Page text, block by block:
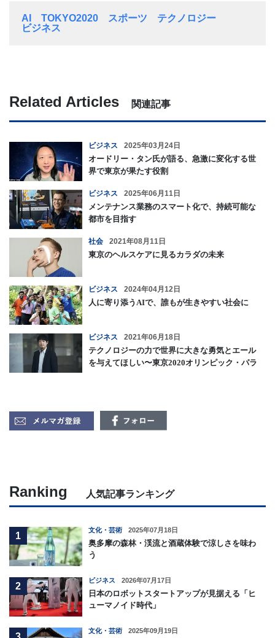
AI TOKYO2020 スポーツ
テクノロジー
ビジネス
Related Articles 関連記事
ビジネス 2025年03月24日
オードリー・タン氏が語る、急激に変化する世
界で東京が果たす役割
ビジネス 2025年06月11日
メンテナンス業務のスマート化で、持続可能な
都市を目指す
社会 2021年08月11日
東京のヘルスケアに見るカラダの未来
ビジネス 2024年04月12日
人に寄り添うAIで、誰もが生きやすい社会に
ビジネス 2021年06月18日
テクノロジーの力で世界に大きな勇気とエール
を与えてほしい〜東京2020オリンピック・パラ
Ranking 人気記事ランキング
1
文化・芸術 2025年07月18日
奥多摩の森林・渓流と酒蔵体験で涼しさを味わ
う
2
ビジネス 2026年07月17日
日本のロボットスタートアップが見据える「ヒ
ューマノイド時代」
文化・芸術 2025年09月19日